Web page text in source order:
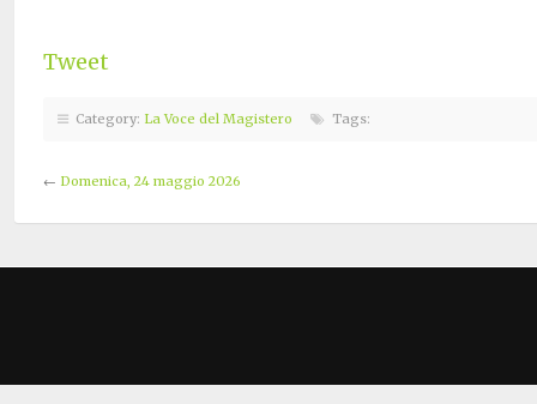
Tweet
Category: La Voce del Magistero Tags:
← Domenica, 24 maggio 2026